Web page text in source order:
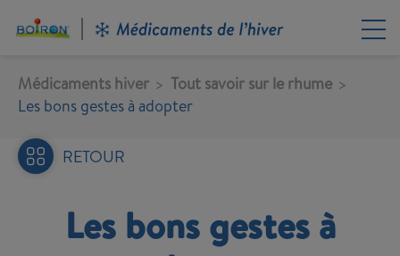
principal
Médicaments hiver
Tout savoir sur le rhume
Les bons gestes à adopter
RETOUR
Les bons gestes à